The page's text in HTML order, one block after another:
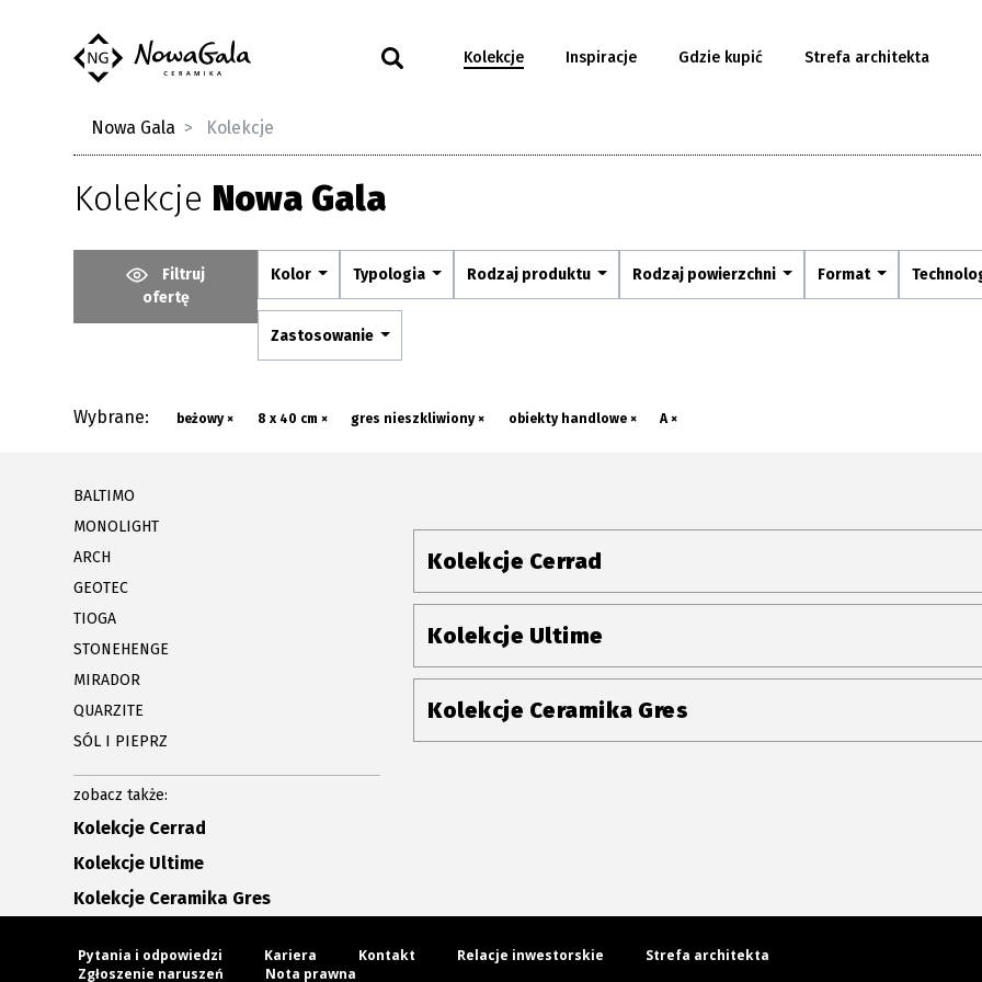
Kolekcje Inspiracje Gdzie kupić Strefa architekta
Nowa Gala Kolekcje
Kolekcje Nowa Gala
Filtruj
ofertę
Kolor Typologia Rodzaj produktu Rodzaj powierzchni Format
Zastosowanie
Wybrane: beżowy × 8 x 40 cm × gres nieszkliwiony × obiekty handlowe × A ×
BALTIMO
MONOLIGHT
ARCH
GEOTEC
TIOGA
STONEHENGE
MIRADOR
QUARZITE
SÓL I PIEPRZ
zobacz także:
Kolekcje Cerrad
Kolekcje Ultime
Kolekcje Ceramika Gres
Kolekcje Cerrad
Kolekcje Ultime
Kolekcje Ceramika Gres
Pytania i odpowiedzi Kariera Kontakt Relacje inwestorskie
Strefa architekta
Zgłoszenie naruszeń
Nota prawna